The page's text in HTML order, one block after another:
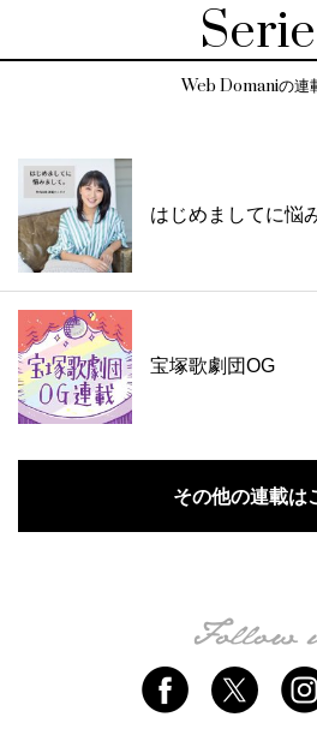
Web Domaniの連
はじめましてに悩
宝塚歌劇団OG
その他の連載は